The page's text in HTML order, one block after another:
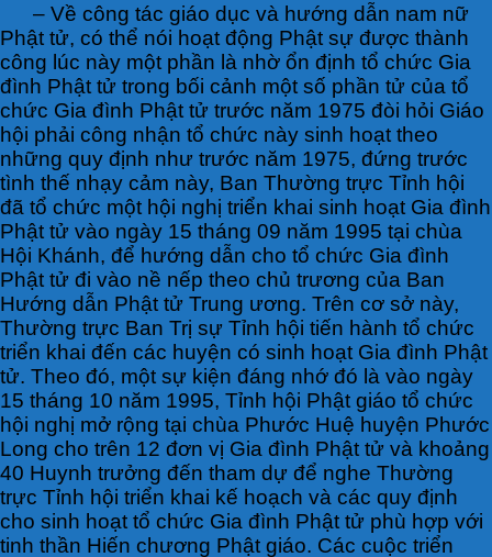
– Về công tác giáo dục và hướng dẫn nam nữ
Phật tử, có thể nói hoạt động Phật sự được thành
công lúc này một phần là nhờ ổn định tổ chức Gia
đình Phật tử trong bối cảnh một số phần tử của tổ
chức Gia đình Phật tử trước năm 1975 đòi hỏi Giáo
hội phải công nhận tổ chức này sinh hoạt theo
những quy định như trước năm 1975, đứng trước
tình thế nhạy cảm này, Ban Thường trực Tỉnh hội
đã tổ chức một hội nghị triển khai sinh hoạt Gia đình
Phật tử vào ngày 15 tháng 09 năm 1995 tại chùa
Hội Khánh, để hướng dẫn cho tổ chức Gia đình
Phật tử đi vào nề nếp theo chủ trương của Ban
Hướng dẫn Phật tử Trung ương. Trên cơ sở này,
Thường trực Ban Trị sự Tỉnh hội tiến hành tổ chức
triển khai đến các huyện có sinh hoạt Gia đình Phật
tử. Theo đó, một sự kiện đáng nhớ đó là vào ngày
15 tháng 10 năm 1995, Tỉnh hội Phật giáo tổ chức
hội nghị mở rộng tại chùa Phước Huệ huyện Phước
Long cho trên 12 đơn vị Gia đình Phật tử và khoảng
40 Huynh trưởng đến tham dự để nghe Thường
trực Tỉnh hội triển khai kế hoạch và các quy định
cho sinh hoạt tổ chức Gia đình Phật tử phù hợp với
tinh thần Hiến chương Phật giáo. Các cuộc triển